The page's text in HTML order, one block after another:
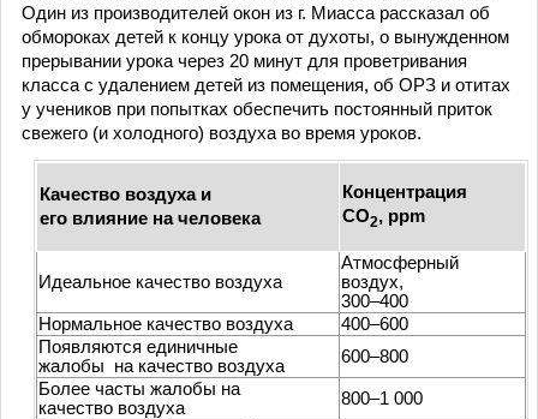
Один из производителей окон из г. Миасса рассказал об
обмороках детей к концу урока от духоты, о вынужденном
прерывании урока через 20 минут для проветривания
класса с удалением детей из помещения, об ОРЗ и отитах
у учеников при попытках обеспечить постоянный приток
свежего (и холодного) воздуха во время уроков.
Качество воздуха и
его влияние на человека
Концентрация
СО2, ppm
Идеальное качество воздуха
Атмосферный
воздух,
300–400
Нормальное качество воздуха
400–600
Появляются единичные
жалобы на качество воздуха
600–800
Более часты жалобы на
качество воздуха
800–1 000